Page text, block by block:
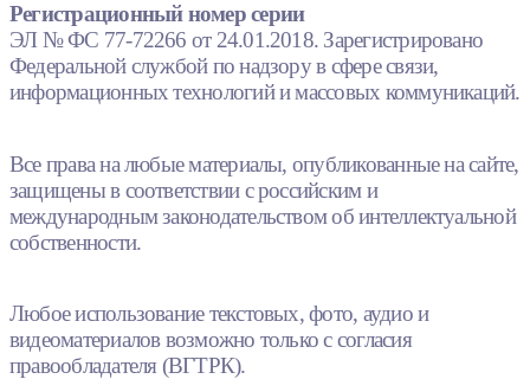
Регистрационный номер серии
ЭЛ № ФС 77-72266 от 24.01.2018. Зарегистрировано
Федеральной службой по надзору в сфере связи,
информационных технологий и массовых коммуникаций.
Все права на любые материалы, опубликованные на сайте,
защищены в соответствии с российским и
международным законодательством об интеллектуальной
собственности.
Любое использование текстовых, фото, аудио и
видеоматериалов возможно только с согласия
правообладателя (ВГТРК).